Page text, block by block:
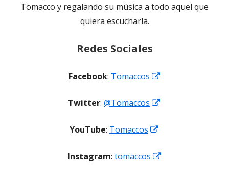
Tomacco y regalando su música a todo aquel que
quiera escucharla.
Redes Sociales
Facebook: Tomaccos
Twitter: @Tomaccos
YouTube: Tomaccos
una
Instagram: tomaccos